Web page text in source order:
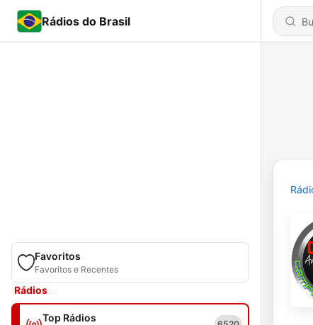
Rádios do Brasil
Favoritos
Favoritos e Recentes
Rádios
Top Rádios